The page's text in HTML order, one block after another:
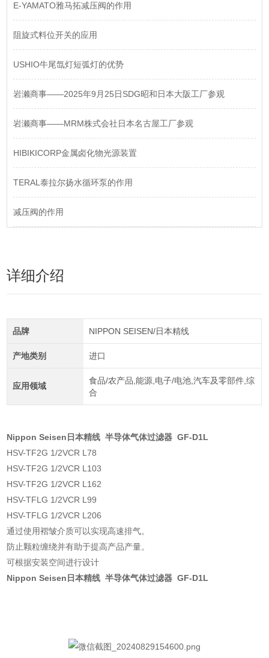
E-YAMATO雅马拓减压阀的作用
阻旋式料位开关的应用
USHIO牛尾氙灯短弧灯的优势
岩濑商事——2025年9月25日SDG昭和日本大阪工厂参观
岩濑商事——MRM株式会社日本名古屋工厂参观
HIBIKICORP金属卤化物光源装置
TERAL泰拉尔扬水循环泵的作用
减压阀的作用
详细介绍
品牌 NIPPON SEISEN/日本精线
产地类别 进口
应用领域
食品/农产品,能源,电子/电池,汽车及零部件,综
合
Nippon Seisen日本精线 半导体气体过滤器 GF-D1L
HSV-TF2G 1/2VCR L78
HSV-TF2G 1/2VCR L103
HSV-TF2G 1/2VCR L162
HSV-TFLG 1/2VCR L99
HSV-TFLG 1/2VCR L206
通过使用褶皱介质可以实现高速排气。
防止颗粒缠绕并有助于提高产品产量。
可根据安装空间进行设计
Nippon Seisen日本精线 半导体气体过滤器GF-D1L